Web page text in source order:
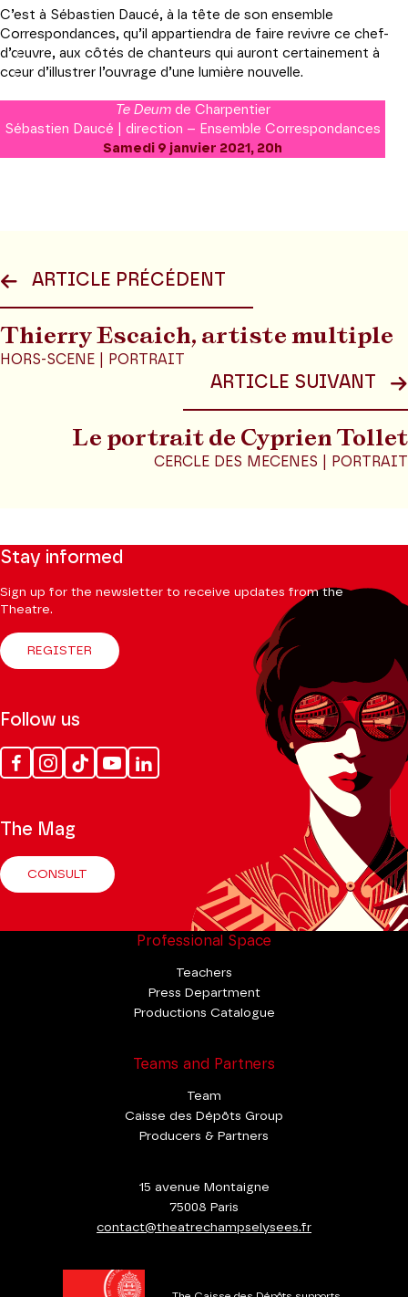
C’est à Sébastien Daucé, à la tête de son ensemble
Correspondances, qu’il appartiendra de faire revivre ce chef-
d’œuvre, aux côtés de chanteurs qui auront certainement à
cœur d’illustrer l’ouvrage d’une lumière nouvelle.
Te Deum de Charpentier
Sébastien Daucé | direction – Ensemble Correspondances
Samedi 9 janvier 2021, 20h
ARTICLE PRÉCÉDENT
Thierry Escaich, artiste multiple
HORS-SCENE | PORTRAIT
ARTICLE SUIVANT
Le portrait de Cyprien Tollet
CERCLE DES MECENES | PORTRAIT
Stay informed
Sign up for the newsletter to receive updates from the
Theatre.
REGISTER
Follow us
FacebookInstagram
Tik
Tok
YoutubeLinkedin
The Mag
CONSULT
Professional Space
Teachers
Press Department
Productions Catalogue
Teams and Partners
Team
Caisse des Dépôts Group
Producers & Partners
15 avenue Montaigne
75008 Paris
contact@theatrechampselysees.fr